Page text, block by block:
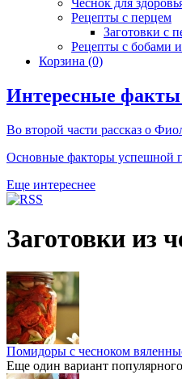
Чеснок для
Рецепты с перцем
Заготовки с
Рецепты с бобами
Корзина (0)
Интересные факты
Во второй части рассказ о
Основные факторы успешной
Еще интереснее
Заготовки из
Помидоры с чесноком
Еще один вариант